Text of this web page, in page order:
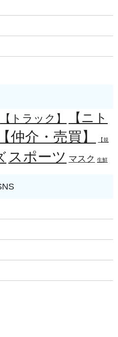
【トラック】
【ニト
【仲介・売買】 【規
スポーツ マスク 生鮮